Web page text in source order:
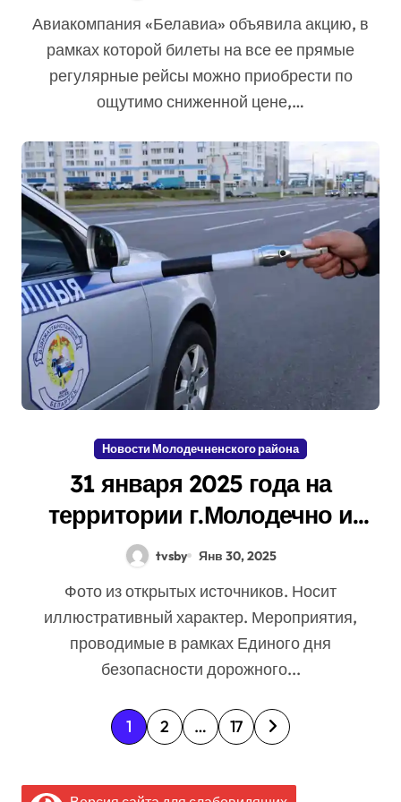
условие
Авиакомпания «Белавиа» объявила акцию, в
рамках которой билеты на все ее прямые
регулярные рейсы можно приобрести по
ощутимо сниженной цене,…
Новости Молодечненского района
31 января 2025 года на
территории г.Молодечно и
Молодечненского района
безопасности дорожного
движения под девизом
«Дорога не прощает ошибок!»
tvsby Янв 30, 2025
Фото из открытых источников. Носит
иллюстративный характер. Мероприятия,
проводимые в рамках Единого дня
безопасности дорожного...
П1 2 … 17